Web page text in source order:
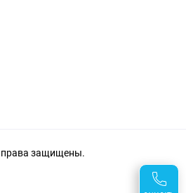
защищены.